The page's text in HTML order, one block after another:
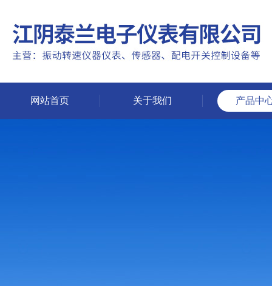
网站首页 关于我们 产品中